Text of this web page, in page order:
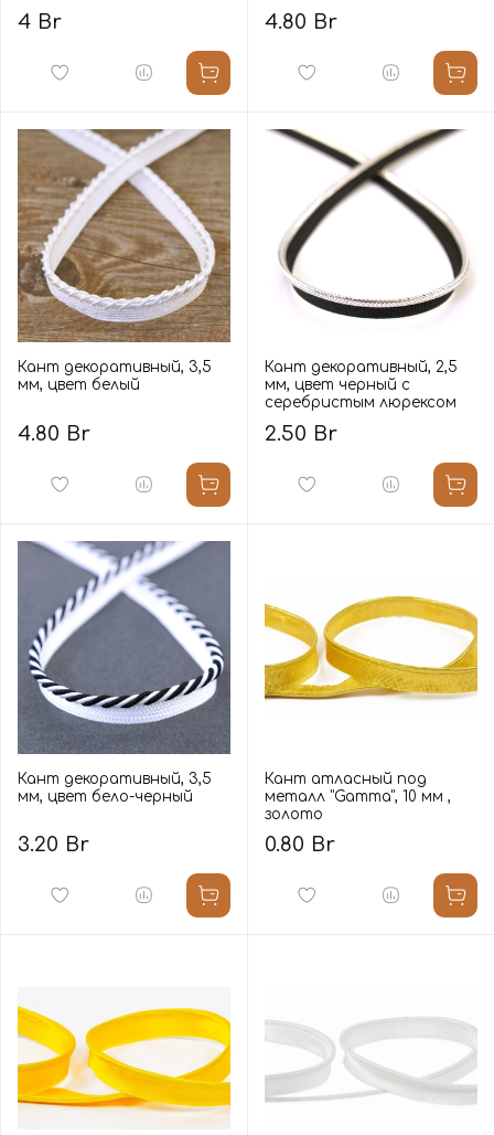
4 Br 4.80 Br
Кант декоративный, 3,5
мм, цвет белый
4.80 Br
Кант декоративный, 2,5
мм, цвет черный с
серебристым люрексом
2.50 Br
Кант декоративный, 3,5
мм, цвет бело-черный
3.20 Br
Кант атласный под
металл "Gamma", 10 мм ,
золото
0.80 Br